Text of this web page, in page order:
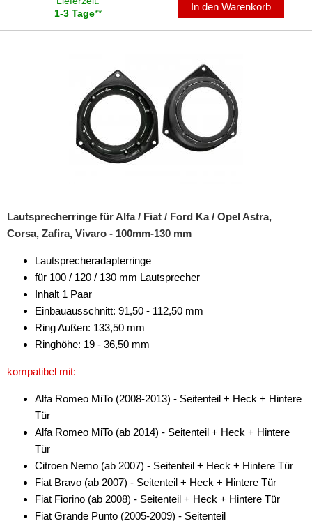
Multimediainterface
Radioeinbausets
Subwoofer-Zubehör
USB-Adapter
Verstärker-Zubehör
Vorverstärkeradapter
Wechsler-Zubehör
Werkstatt
1-3 Tage**
In den Warenkorb
Lautsprecherringe für Alfa / Fiat / Ford Ka / Opel Astra,
Corsa, Zafira, Vivaro - 100mm-130 mm
Lautsprecheradapterringe
für 100 / 120 / 130 mm Lautsprecher
Inhalt 1 Paar
Einbauausschnitt: 91,50 - 112,50 mm
Ring Außen: 133,50 mm
Ringhöhe: 19 - 36,50 mm
kompatibel mit:
Alfa Romeo MiTo (2008-2013) - Seitenteil + Heck + Hintere
Tür
Alfa Romeo MiTo (ab 2014) - Seitenteil + Heck + Hintere
Tür
Citroen Nemo (ab 2007) - Seitenteil + Heck + Hintere Tür
Fiat Bravo (ab 2007) - Seitenteil + Heck + Hintere Tür
Fiat Fiorino (ab 2008) - Seitenteil + Heck + Hintere Tür
Fiat Grande Punto (2005-2009) - Seitenteil